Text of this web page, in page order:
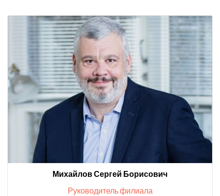
Михайлов Сергей Борисович
Руководитель филиала